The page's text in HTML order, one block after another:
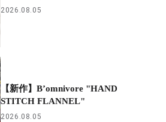
2026.08.05
【新作】B’omnivore "HAND
STITCH FLANNEL"
2026.08.05